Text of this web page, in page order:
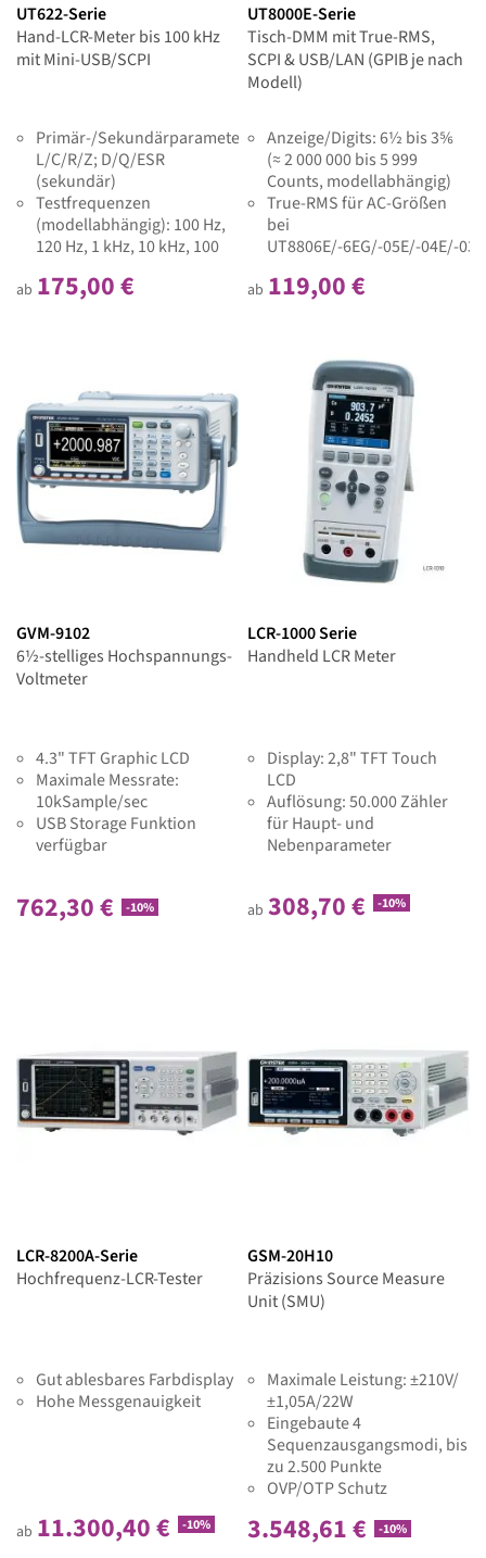
UT622-Serie
Hand-LCR-Meter bis 100 kHz
mit Mini-USB/SCPI
Primär-/Sekundärparameter:
L/C/R/Z; D/Q/ESR
(sekundär)
Testfrequenzen
(modellabhängig): 100 Hz,
120 Hz, 1 kHz, 10 kHz, 100
ab 175,00 €
UT8000E-Serie
Tisch-DMM mit True-RMS,
SCPI & USB/LAN (GPIB je nach
Modell)
Anzeige/Digits: 6½ bis 3⅚
(≈ 2 000 000 bis 5 999
Counts, modellabhängig)
True-RMS für AC-Größen
bei
UT8806E/-6EG/-05E/-04E/-
ab 119,00 €
GVM-9102
6½-stelliges Hochspannungs-
Voltmeter
4.3" TFT Graphic LCD
Maximale Messrate:
10kSample/sec
USB Storage Funktion
verfügbar
762,30 € -10%
LCR-1000 Serie
Handheld LCR Meter
Display: 2,8" TFT Touch
LCD
Auflösung: 50.000 Zähler
für Haupt- und
Nebenparameter
ab 308,70 € -10%
LCR-8200A-Serie
Hochfrequenz-LCR-Tester
Gut ablesbares Farbdisplay
Hohe Messgenauigkeit
ab 11.300,40 € -10%
GSM-20H10
Präzisions Source Measure
Unit (SMU)
Maximale Leistung: ±210V/
±1,05A/22W
Eingebaute 4
Sequenzausgangsmodi, bis
zu 2.500 Punkte
OVP/OTP Schutz
3.548,61 € -10%